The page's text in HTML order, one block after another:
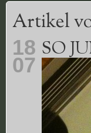
Artikel
18
07
SO